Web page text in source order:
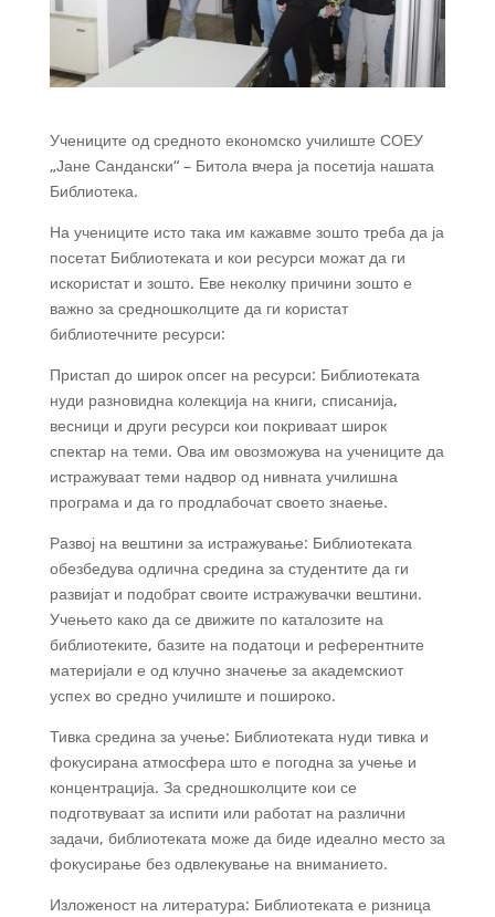
Учениците од средното економско училиште СОЕУ
„Јане Сандански“ – Битола вчера ја посетија нашата
Библиотека.
На учениците исто така им кажавме зошто треба да ја
посетат Библиотеката и кои ресурси можат да ги
искористат и зошто. Еве неколку причини зошто е
важно за средношколците да ги користат
библиотечните ресурси:
Пристап до широк опсег на ресурси: Библиотеката
нуди разновидна колекција на книги, списанија,
весници и други ресурси кои покриваат широк
спектар на теми. Ова им овозможува на учениците да
истражуваат теми надвор од нивната училишна
програма и да го продлабочат своето знаење.
Развој на вештини за истражување: Библиотеката
обезбедува одлична средина за студентите да ги
развијат и подобрат своите истражувачки вештини.
Учењето како да се движите по каталозите на
библиотеките, базите на податоци и референтните
материјали е од клучно значење за академскиот
успех во средно училиште и пошироко.
Тивка средина за учење: Библиотеката нуди тивка и
фокусирана атмосфера што е погодна за учење и
концентрација. За средношколците кои се
подготвуваат за испити или работат на различни
задачи, библиотеката може да биде идеално место за
фокусирање без одвлекување на вниманието.
Изложеност на литература: Библиотеката е ризница